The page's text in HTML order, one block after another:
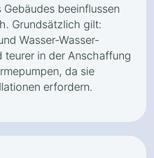
beeinflussen
Grundsätzlich gilt:
Wasser-Wasser-
teurer in der Anschaffung
da sie
erfordern.